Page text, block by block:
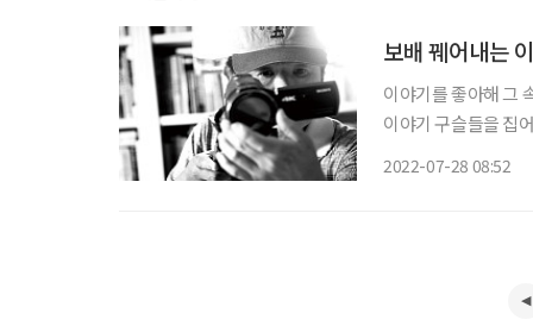
보배 꿰어내는
이야기를 좋아해 그
이야기 구슬들을 집
2022-07-28 08:52